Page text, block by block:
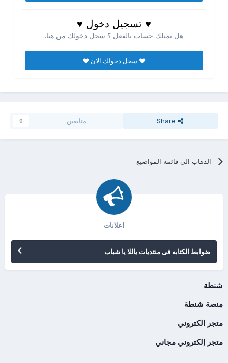
♥ تسجيل دخول ♥
هل تمتلك حساب بالفعل ؟ سجل دخولك من هنا.
♥ سجل دخولك الان ♥
Share متابعين 0
الذهاب الي قائمه المواضيع
اعلانات
ضوابط الكتابه فى منتديات ياللا يا شباب
شنطة
منصة شنطة
متجر الكتروني
متجر إلكتروني مجاني